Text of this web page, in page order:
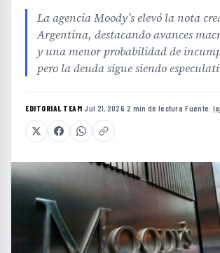
La agencia Moody’s elevó la nota
Argentina, destacando avances
y una menor probabilidad de
pero la deuda sigue siendo
EDITORIAL TEAM·Jul 21, 2026·2 min de lectura·Fuente: